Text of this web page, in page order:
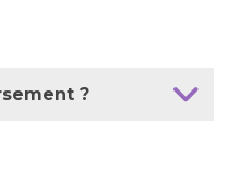
?